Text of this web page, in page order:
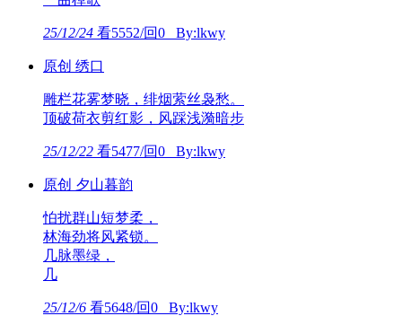
25/12/24 看5552/回0 By:lkwy
原创 绣口
雕栏花雾梦晓，绯烟萦丝袅愁。
顶破荷衣剪红影，风踩浅漪暗步
25/12/22 看5477/回0 By:lkwy
原创 夕山暮韵
怕扰群山短梦柔，
林海劲将风紧锁。
几脉墨绿，
几
25/12/6 看5648/回0 By:lkwy